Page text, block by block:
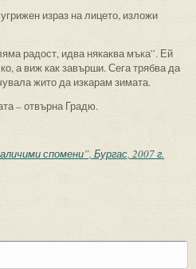
израз на лицето, изложи
радост, идва някаква мъка”. Ей
а виж как завърши. Сега трябва да
жито да изкарам зимата.
– отвърна Градю.
спомени”, Бургас, 2007 г.